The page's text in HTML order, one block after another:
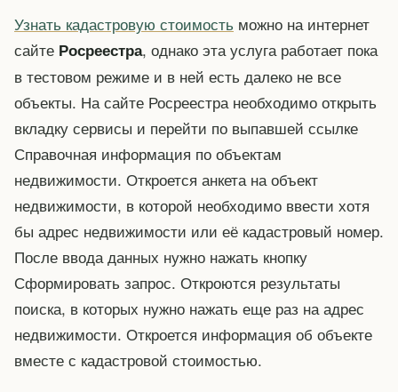
Узнать кадастровую стоимость можно на интернет
сайте Росреестра, однако эта услуга работает пока
в тестовом режиме и в ней есть далеко не все
объекты. На сайте Росреестра необходимо открыть
вкладку сервисы и перейти по выпавшей ссылке
Справочная информация по объектам
недвижимости. Откроется анкета на объект
недвижимости, в которой необходимо ввести хотя
бы адрес недвижимости или её кадастровый номер.
После ввода данных нужно нажать кнопку
Сформировать запрос. Откроются результаты
поиска, в которых нужно нажать еще раз на адрес
недвижимости. Откроется информация об объекте
вместе с кадастровой стоимостью.